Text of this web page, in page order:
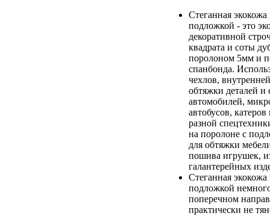
Стеганная
подложкой - это
декоративной
квадрата и соты
поролоном 5мм и
спанбонда.
чехлов,
обтяжки деталей и
автомобилей,
автобусов,
разной
на поролоне с
для обтяжки
пошива игрушек,
галантерейных
Стеганная
подложкой
поперечном
практически не